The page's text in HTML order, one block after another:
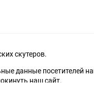
скутеров.
данные посетителей
наш сайт.